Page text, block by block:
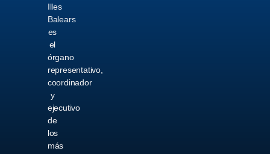
Illes
Balears
es
el
órgano
representativo,
coordinador
y
ejecutivo
de
los
más